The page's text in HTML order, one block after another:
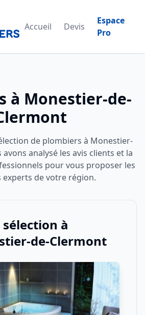
Accueil Devis
Espace
Pro
à Monestier-de-
de plombiers à Monestier-
analysé les avis clients et la
pour vous proposer les
experts de votre région.
à
de-Clermont